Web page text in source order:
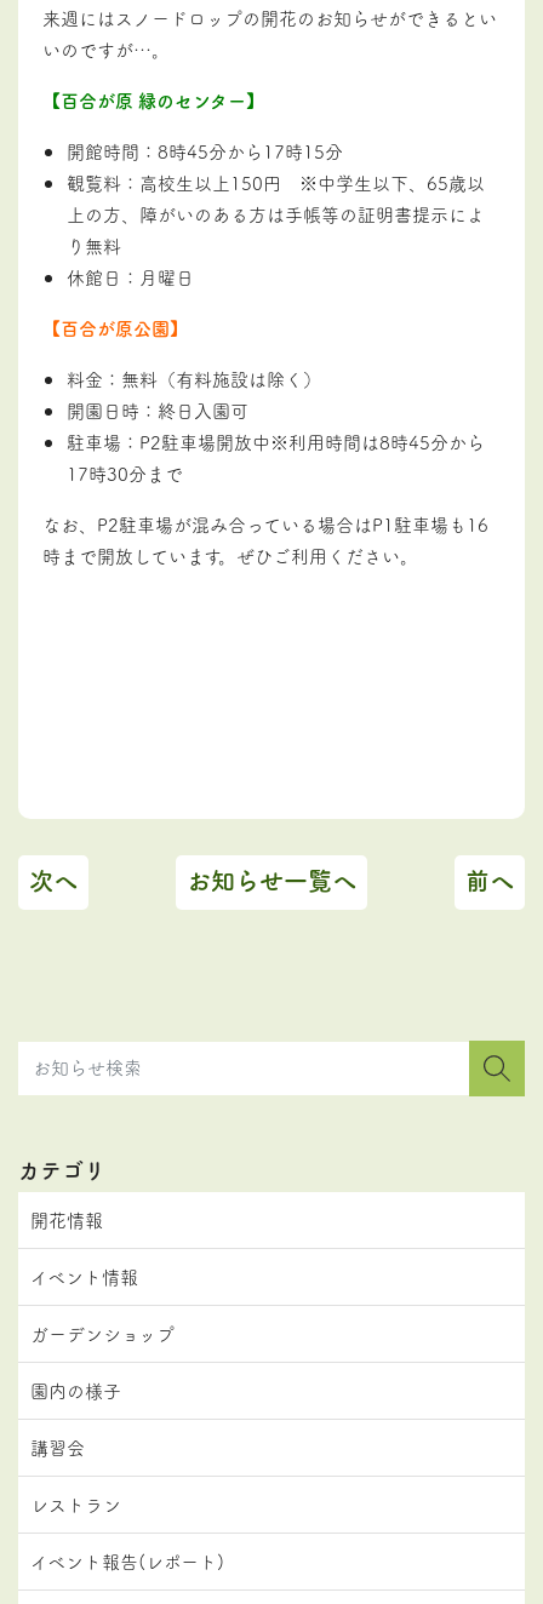
来週にはスノードロップの開花のお知らせができるとい
いのですが…。
【百合が原 緑のセンター】
開館時間：8時45分から17時15分
観覧料：高校生以上150円 ※中学生以下、65歳以
上の方、障がいのある方は手帳等の証明書提示によ
り無料
休館日：月曜日
【百合が原公園】
料金：無料（有料施設は除く）
開園日時：終日入園可
駐車場：P2駐車場開放中※利用時間は8時45分から
17時30分まで
なお、P2駐車場が混み合っている場合はP1駐車場も16
時まで開放しています。ぜひご利用ください。
次へ お知らせ一覧へ 前へ
カテゴリ
開花情報
イベント情報
ガーデンショップ
園内の様子
講習会
レストラン
イベント報告(レポート)